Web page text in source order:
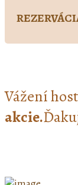
Vážení
akcie.